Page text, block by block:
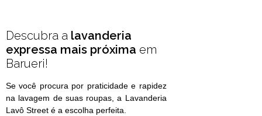
Descubra a lavanderia
expressa mais próxima em
Barueri!
Se você procura por praticidade e rapidez
na lavagem de suas roupas, a Lavanderia
Lavô Street é a escolha perfeita.